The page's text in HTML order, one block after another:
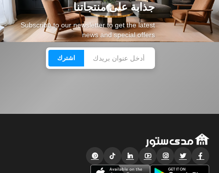
جذابة على منتجاتنا
Subscribe to our newsletter to get the latest
news and special offers
اشترك